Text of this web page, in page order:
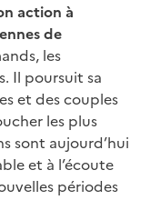
action à
de
les
Il poursuit sa
et des couples
les plus
sont aujourd’hui
et à l’écoute
périodes